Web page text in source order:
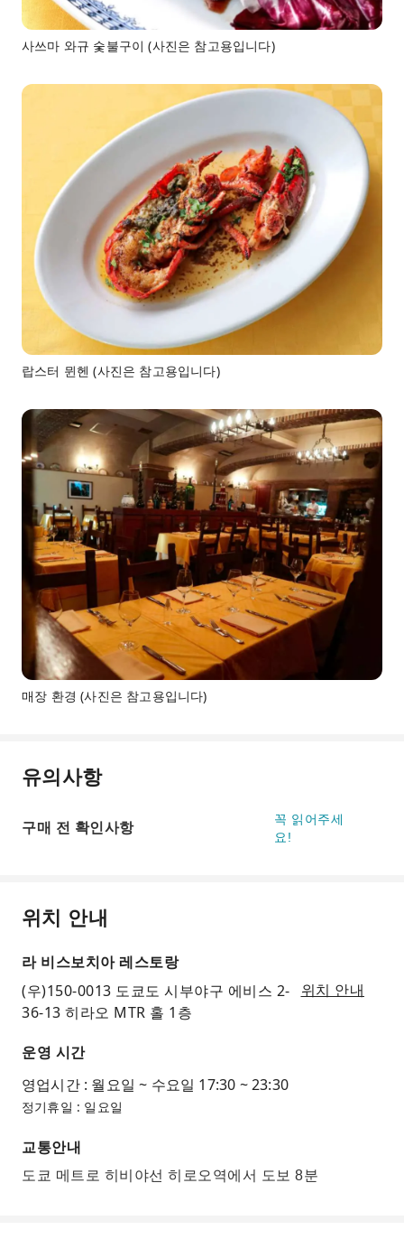
사쓰마 와규 숯불구이 (사진은 참고용입니다)
랍스터 뮌헨 (사진은 참고용입니다)
매장 환경 (사진은 참고용입니다)
유의사항
구매 전 확인사항
꼭 읽어주세
요!
위치 안내
라 비스보치아 레스토랑
(우)150-0013 도쿄도 시부야구 에비스 2-
36-13 히라오 MTR 홀 1층
위치 안내
운영 시간
영업시간 : 월요일 ~ 수요일 17:30 ~ 23:30
정기휴일 : 일요일
교통안내
도쿄 메트로 히비야선 히로오역에서 도보 8분